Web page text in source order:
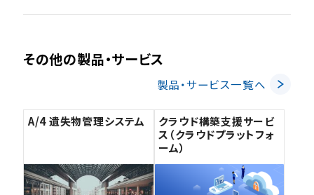
その他の製品・サービス
製品・サービス一覧へ
A/4 遺失物管理システム
クラウド構築支援サービ
ス（クラウドプラットフォ
ーム）